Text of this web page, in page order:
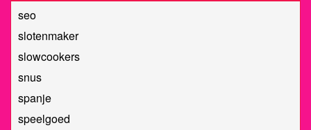
seo
slotenmaker
slowcookers
snus
spanje
speelgoed